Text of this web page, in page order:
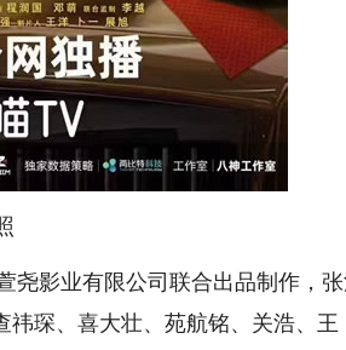
影业有限公司联合出品制作，
琛、喜大壮、苑航铭、关浩、王